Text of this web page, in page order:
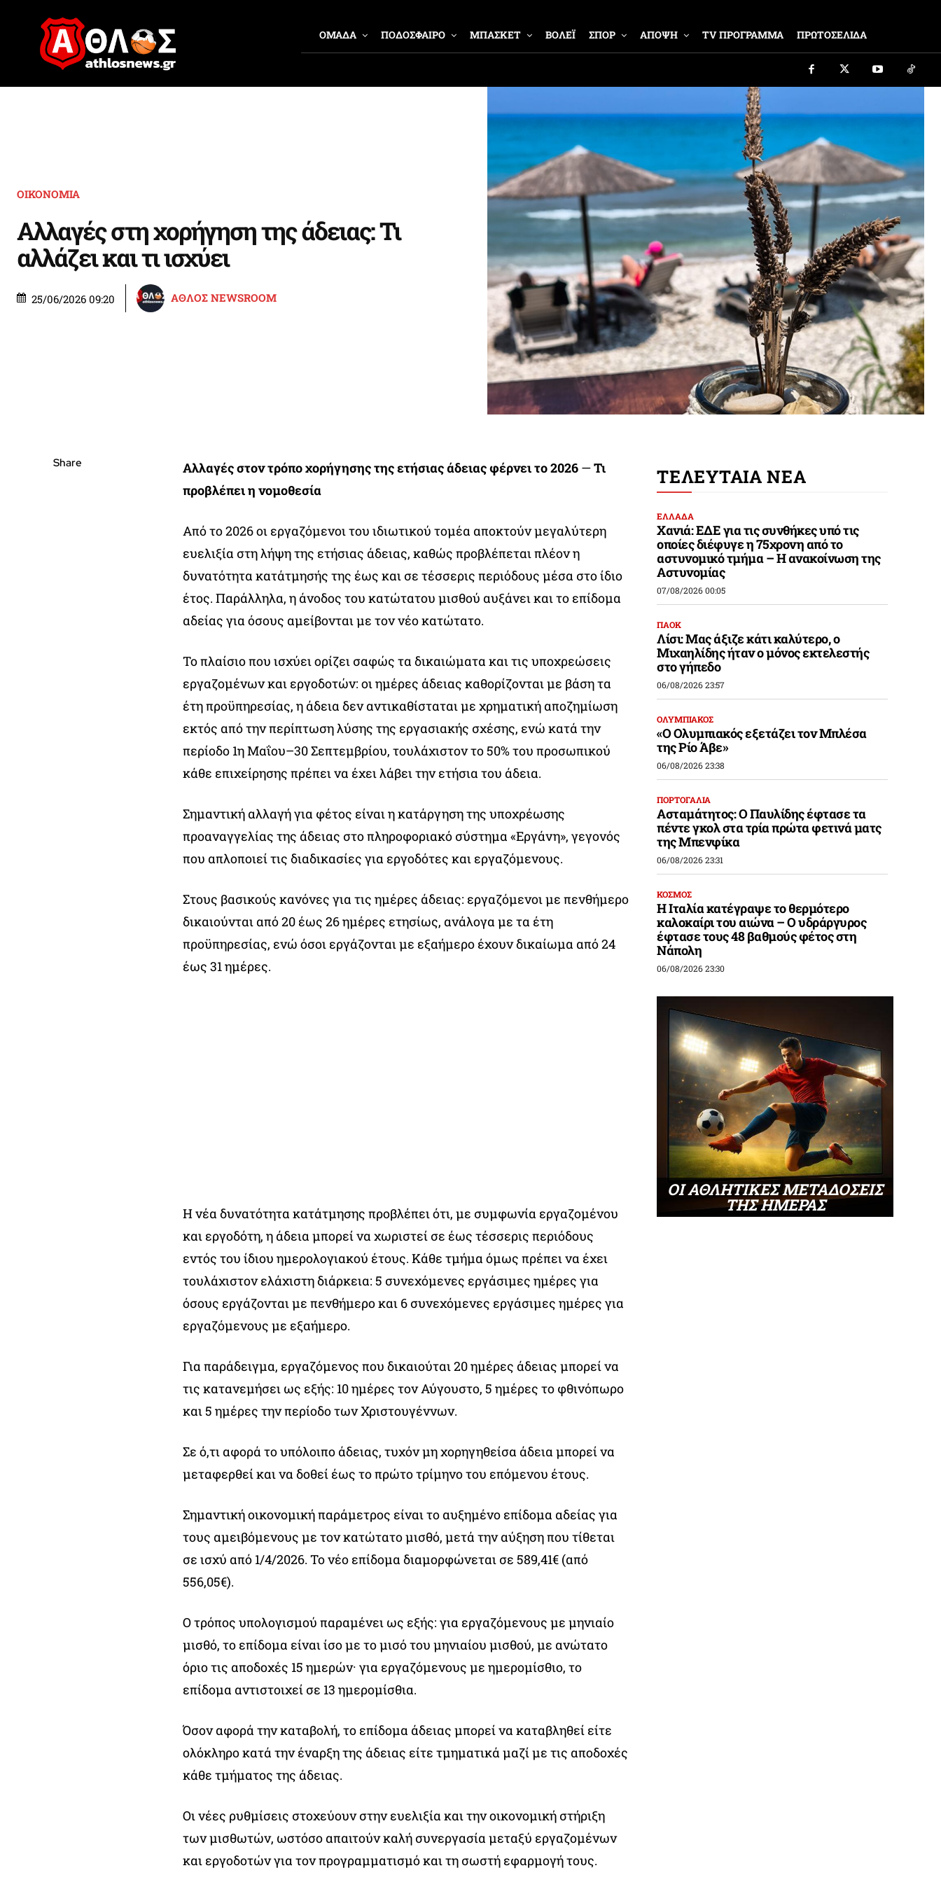
ΟΜΑΔΑ ΠΟΔΟΣΦΑΙΡΟ ΜΠΑΣΚΕΤ ΒΟΛΕΪ ΣΠΟΡ ΑΠΟΨΗ TV ΠΡΟΓΡΑΜΜΑ ΠΡΩΤΟΣΕΛΙΔΑ
ΟΙΚΟΝΟΜΙΑ
Αλλαγές στη χορήγηση της άδειας: Τι
αλλάζει και τι ισχύει
25/06/2026 09:20 ΑΘΛΟΣ NEWSROOM
Share Αλλαγές στον τρόπο χορήγησης της ετήσιας άδειας φέρνει το 2026—Τι
προβλέπει η νομοθεσία
Από το 2026 οι εργαζόμενοι του ιδιωτικού τομέα αποκτούν μεγαλύτερη
ευελιξία στη λήψη της ετήσιας άδειας, καθώς προβλέπεται πλέον η
δυνατότητα κατάτμησής της έως και σε τέσσερις περιόδους μέσα στο ίδιο
έτος. Παράλληλα, η άνοδος του κατώτατου μισθού αυξάνει και το επίδομα
αδείας για όσους αμείβονται με τον νέο κατώτατο.
Το πλαίσιο που ισχύει ορίζει σαφώς τα δικαιώματα και τις υποχρεώσεις
εργαζομένων και εργοδοτών: οι ημέρες άδειας καθορίζονται με βάση τα
έτη προϋπηρεσίας, η άδεια δεν αντικαθίσταται με χρηματική αποζημίωση
εκτός από την περίπτωση λύσης της εργασιακής σχέσης, ενώ κατά την
περίοδο 1η Μαΐου–30 Σεπτεμβρίου, τουλάχιστον το 50% του προσωπικού
κάθε επιχείρησης πρέπει να έχει λάβει την ετήσια του άδεια.
Σημαντική αλλαγή για φέτος είναι η κατάργηση της υποχρέωσης
προαναγγελίας της άδειας στο πληροφοριακό σύστημα «Εργάνη», γεγονός
που απλοποιεί τις διαδικασίες για εργοδότες και εργαζόμενους.
Στους βασικούς κανόνες για τις ημέρες άδειας: εργαζόμενοι με πενθήμερο
δικαιούνται από 20 έως 26 ημέρες ετησίως, ανάλογα με τα έτη
προϋπηρεσίας, ενώ όσοι εργάζονται με εξαήμερο έχουν δικαίωμα από 24
έως 31 ημέρες.
Η νέα δυνατότητα κατάτμησης προβλέπει ότι, με συμφωνία εργαζομένου
και εργοδότη, η άδεια μπορεί να χωριστεί σε έως τέσσερις περιόδους
εντός του ίδιου ημερολογιακού έτους. Κάθε τμήμα όμως πρέπει να έχει
τουλάχιστον ελάχιστη διάρκεια: 5 συνεχόμενες εργάσιμες ημέρες για
όσους εργάζονται με πενθήμερο και 6 συνεχόμενες εργάσιμες ημέρες για
εργαζόμενους με εξαήμερο.
Για παράδειγμα, εργαζόμενος που δικαιούται 20 ημέρες άδειας μπορεί να
τις κατανεμήσει ως εξής: 10 ημέρες τον Αύγουστο, 5 ημέρες το φθινόπωρο
και 5 ημέρες την περίοδο των Χριστουγέννων.
Σε ό,τι αφορά το υπόλοιπο άδειας, τυχόν μη χορηγηθείσα άδεια μπορεί να
μεταφερθεί και να δοθεί έως το πρώτο τρίμηνο του επόμενου έτους.
Σημαντική οικονομική παράμετρος είναι το αυξημένο επίδομα αδείας για
τους αμειβόμενους με τον κατώτατο μισθό, μετά την αύξηση που τίθεται
σε ισχύ από 1/4/2026. Το νέο επίδομα διαμορφώνεται σε 589,41€ (από
556,05€).
Ο τρόπος υπολογισμού παραμένει ως εξής: για εργαζόμενους με μηνιαίο
μισθό, το επίδομα είναι ίσο με το μισό του μηνιαίου μισθού, με ανώτατο
όριο τις αποδοχές 15 ημερών· για εργαζόμενους με ημερομίσθιο, το
επίδομα αντιστοιχεί σε 13 ημερομίσθια.
Όσον αφορά την καταβολή, το επίδομα άδειας μπορεί να καταβληθεί είτε
ολόκληρο κατά την έναρξη της άδειας είτε τμηματικά μαζί με τις αποδοχές
κάθε τμήματος της άδειας.
Οι νέες ρυθμίσεις στοχεύουν στην ευελιξία και την οικονομική στήριξη
των μισθωτών, ωστόσο απαιτούν καλή συνεργασία μεταξύ εργαζομένων
και εργοδοτών για τον προγραμματισμό και τη σωστή εφαρμογή τους.
ΤΕΛΕΥΤΑΙΑ ΝΕΑ
ΕΛΛΑΔΑ
Χανιά: ΕΔΕ για τις συνθήκες υπό τις
οποίες διέφυγε η 75χρονη από το
αστυνομικό τμήμα – Η ανακοίνωση της
Αστυνομίας
07/08/2026 00:05
ΠΑΟΚ
Λίσι: Μας άξιζε κάτι καλύτερο, ο
Μιχαηλίδης ήταν ο μόνος εκτελεστής
στο γήπεδο
06/08/2026 23:57
ΟΛΥΜΠΙΑΚΟΣ
«Ο Ολυμπιακός εξετάζει τον Μπλέσα
της Ρίο Άβε»
06/08/2026 23:38
ΠΟΡΤΟΓΑΛΙΑ
Ασταμάτητος: Ο Παυλίδης έφτασε τα
πέντε γκολ στα τρία πρώτα φετινά ματς
της Μπενφίκα
06/08/2026 23:31
ΚΟΣΜΟΣ
Η Ιταλία κατέγραψε το θερμότερο
καλοκαίρι του αιώνα – Ο υδράργυρος
έφτασε τους 48 βαθμούς φέτος στη
Νάπολη
06/08/2026 23:30
ΟΙ ΑΘΛΗΤΙΚΕΣ ΜΕΤΑΔΟΣΕΙΣ
ΤΗΣ ΗΜΕΡΑΣ